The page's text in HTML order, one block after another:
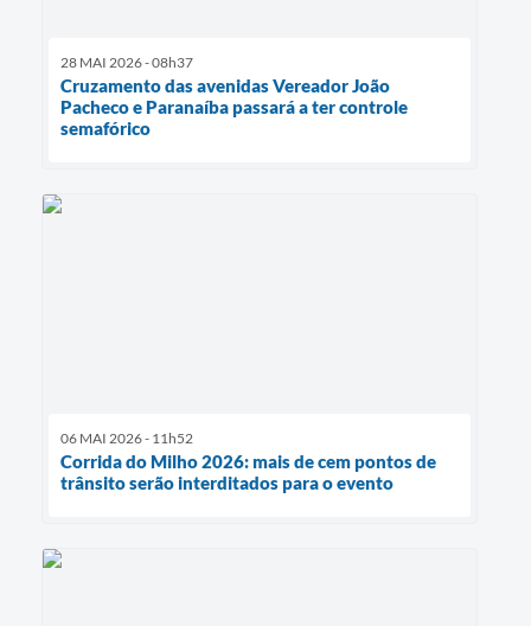
28 MAI 2026 - 08h37
Cruzamento das avenidas Vereador João
Pacheco e Paranaíba passará a ter controle
semafórico
06 MAI 2026 - 11h52
Corrida do Milho 2026: mais de cem pontos de
trânsito serão interditados para o evento